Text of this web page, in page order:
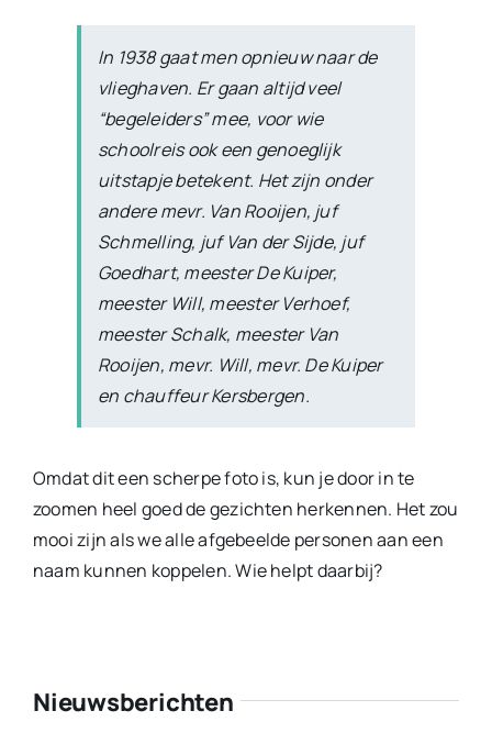
In 1938 gaat men opnieuw naar de
vlieghaven. Er gaan altijd veel
“begeleiders” mee, voor wie
schoolreis ook een genoeglijk
uitstapje betekent. Het zijn onder
andere mevr. Van Rooijen, juf
Schmelling, juf Van der Sijde, juf
Goedhart, meester De Kuiper,
meester Will, meester Verhoef,
meester Schalk, meester Van
Rooijen, mevr. Will, mevr. De Kuiper
en chauffeur Kersbergen.
Omdat dit een scherpe foto is, kun je door in te
zoomen heel goed de gezichten herkennen. Het zou
mooi zijn als we alle afgebeelde personen aan een
naam kunnen koppelen. Wie helpt daarbij?
Nieuwsberichten